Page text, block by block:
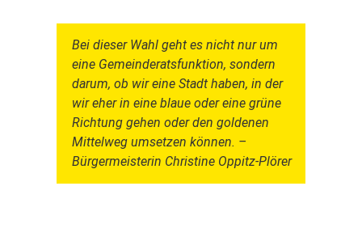
Bei dieser Wahl geht es nicht nur um
eine Gemeinderatsfunktion, sondern
darum, ob wir eine Stadt haben, in der
wir eher in eine blaue oder eine grüne
Richtung gehen oder den goldenen
Mittelweg umsetzen können. –
Bürgermeisterin Christine Oppitz-Plörer